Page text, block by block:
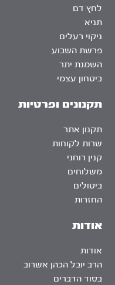
אודות
אודות
הרב יובל הכהן אשרוב
בסוד הדברים
לחץ דם
תניא
ניקוי רעלים
פרשת השבוע
השמנת יתר
ביטחון עצמי
תקנונים ופרטיות
תקנון אתר
שרות לקוחות
קנין רוחני
משלוחים
ביטולים
החזרות